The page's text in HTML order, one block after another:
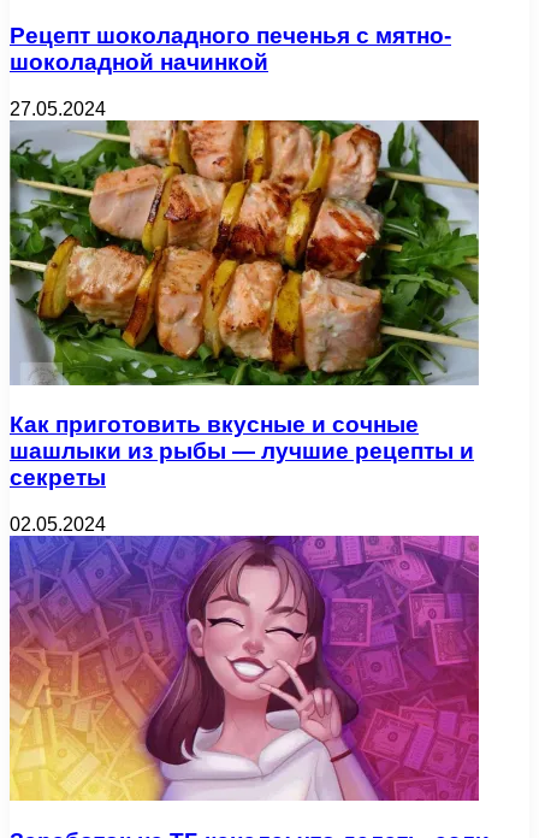
Рецепт шоколадного печенья с мятно-
шоколадной начинкой
27.05.2024
Как приготовить вкусные и сочные
шашлыки из рыбы — лучшие рецепты и
секреты
02.05.2024